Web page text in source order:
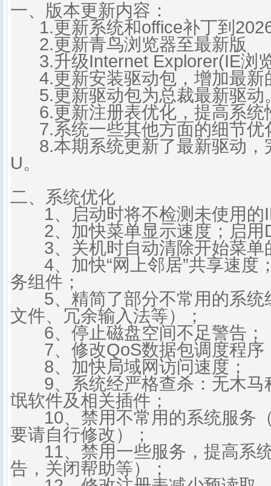
一、版本更新内容：
1.更新系统和office补丁到
2.更新青鸟浏览器至最新版
3.升级Internet Explorer(IE浏
4.更新安装驱动包，增加最新
5.更新驱动包为总裁最新驱动
6.更新注册表优化，提高系统
7.系统一些其他方面的细节优
8.本期系统更新了最新驱动，
U。
二、系统优化
1、启动时将不检测未使用的
2、加快菜单显示速度；启用
3、关机时自动清除开始菜单
4、加快“网上邻居”共享速度
务组件；
5、精简了部分不常用的系统
文件、冗余输入法等）；
6、停止磁盘空间不足警告；
7、修改QoS数据包调度程序
8、加快局域网访问速度；
9、系统经严格查杀：无木马
氓软件及相关插件；
10、禁用不常用的系统服务
要请自行修改）；
11、禁用一些服务，提高系
告，关闭帮助等）；